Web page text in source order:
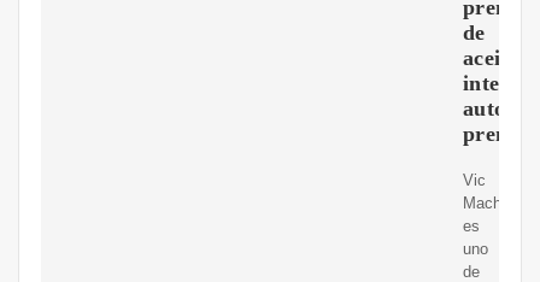
prensa
de
aceite
prensa
Vic
Machinery
es
uno
de